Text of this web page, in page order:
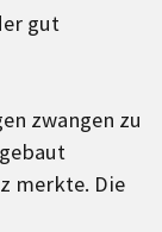
gut
zwangen zu
merkte. Die